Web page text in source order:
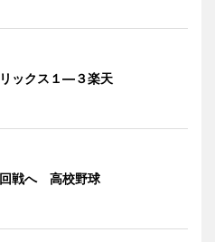
ックス１―３楽天
戦へ 高校野球